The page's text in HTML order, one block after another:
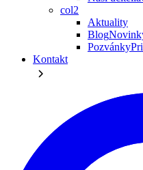
col2
Aktuality
Blog
Pozvánky
Kontakt